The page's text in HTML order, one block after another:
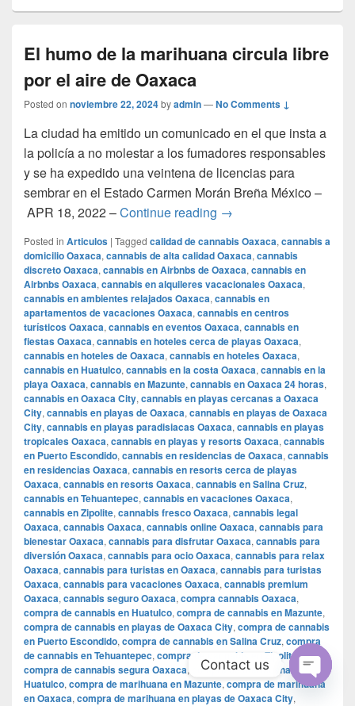
El humo de la marihuana circula libre
por el aire de Oaxaca
Posted on noviembre 22, 2024byadmin—No Comments ↓
La ciudad ha emitido un comunicado en el que insta a
la policía a no molestar a los fumadores responsables
y se ha expedido una veintena de licencias para
sembrar en el Estado Carmen Morán Breña México –
APR 18, 2022 –Continue reading El humo de la
→
Posted in Articulos | Tagged calidad de cannabis Oaxaca, cannabis a
domicilio Oaxaca, cannabis de alta calidad Oaxaca, cannabis
discreto Oaxaca, cannabis en Airbnbs de Oaxaca, cannabis en
Airbnbs Oaxaca, cannabis en alquileres vacacionales Oaxaca,
cannabis en ambientes relajados Oaxaca, cannabis en
apartamentos de vacaciones Oaxaca, cannabis en centros
turísticos Oaxaca, cannabis en eventos Oaxaca, cannabis en
fiestas Oaxaca, cannabis en hoteles cerca de playas Oaxaca,
cannabis en hoteles de Oaxaca, cannabis en hoteles Oaxaca,
cannabis en Huatulco, cannabis en la costa Oaxaca, cannabis en la
playa Oaxaca, cannabis en Mazunte, cannabis en Oaxaca 24 horas,
cannabis en Oaxaca City, cannabis en playas cercanas a Oaxaca
City, cannabis en playas de Oaxaca, cannabis en playas de Oaxaca
City, cannabis en playas paradisiacas Oaxaca, cannabis en playas
tropicales Oaxaca, cannabis en playas y resorts Oaxaca, cannabis
en Puerto Escondido, cannabis en residencias de Oaxaca, cannabis
en residencias Oaxaca, cannabis en resorts cerca de playas
Oaxaca, cannabis en resorts Oaxaca, cannabis en Salina Cruz,
cannabis en Tehuantepec, cannabis en vacaciones Oaxaca,
cannabis en Zipolite, cannabis fresco Oaxaca, cannabis legal
Oaxaca, cannabis Oaxaca, cannabis online Oaxaca, cannabis para
bienestar Oaxaca, cannabis para disfrutar Oaxaca, cannabis para
diversión Oaxaca, cannabis para ocio Oaxaca, cannabis para relax
Oaxaca, cannabis para turistas en Oaxaca, cannabis para turistas
Oaxaca, cannabis para vacaciones Oaxaca, cannabis premium
Oaxaca, cannabis seguro Oaxaca, compra cannabis Oaxaca,
compra de cannabis en Huatulco, compra de cannabis en Mazunte,
compra de cannabis en playas de Oaxaca City, compra de cannabis
en Puerto Escondido, compra de cannabis en Salina Cruz, compra
de cannabis en Tehuantepec, compra de cannabis en Zipolite ,
compra de cannabis segura Oaxaca,
compra de marihuana en
Huatulco, compra de marihuana en Mazunte, compra de marihuana
en Oaxaca, compra de marihuana en playas de Oaxaca City,
Contact us